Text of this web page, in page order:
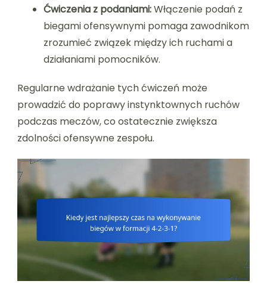
Ćwiczenia z podaniami:Włączenie podań z
biegami ofensywnymi pomaga zawodnikom
zrozumieć związek między ich ruchami a
działaniami pomocników.
Regularne wdrażanie tych ćwiczeń może
prowadzić do poprawy instynktownych ruchów
podczas meczów, co ostatecznie zwiększa
zdolności ofensywne zespołu.